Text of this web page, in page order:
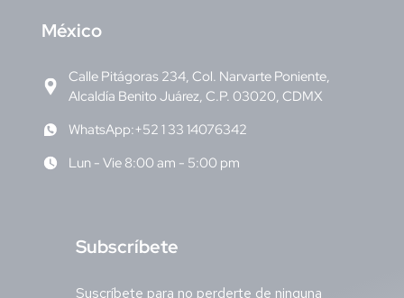
México
Calle Pitágoras 234, Col. Narvarte Poniente,
Alcaldía Benito Juárez, C.P. 03020, CDMX
WhatsApp:+52 1 33 14076342
Lun - Vie 8:00 am - 5:00 pm
Subscríbete
Suscríbete para no perderte de ninguna